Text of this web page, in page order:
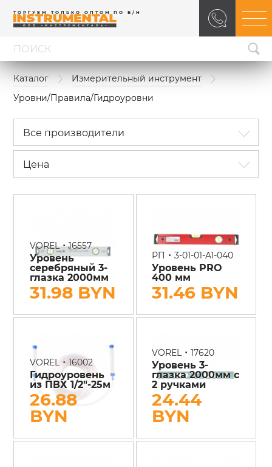
ТОРГУЕМ ТОЛЬКО ОПТОМ ПО Б/Н
Каталог
Измерительный инструмент
Уровни/Правила/Гидроуровни
Все производители
Цена
VOREL•16557
Уровень
серебряный 3-
глазка 2000мм
31.98 BYN
РП •3-01-01-A1-040
Уровень PRO
400 мм
31.46 BYN
VOREL• 16002
Гидроуровень
из ПВХ 1/2"-25м
26.88
BYN
VOREL •17620
Уровень 3-
глазка 2000мм с
2 ручками
24.44
BYN